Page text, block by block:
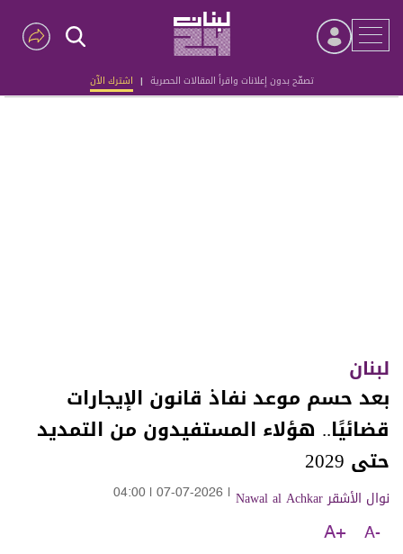
تصفّح بدون إعلانات واقرأ المقالات الحصرية | اشترك الآن
Advertisement
لبنان
بعد حسم موعد نفاذ قانون الإيجارات
قضائيًا.. هؤلاء المستفيدون من التمديد
حتى 2029
نوال الأشقر Nawal al Achkar 07-07-2026
04:00
A-
A+